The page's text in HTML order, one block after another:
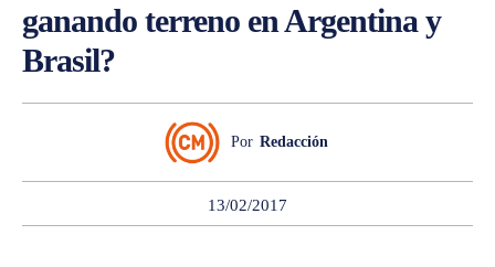
ganando terreno en Argentina y
Brasil?
Por Redacción
13/02/2017